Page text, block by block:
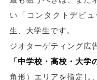
い「コンタクトデビ
生、大学生です。
ジオターゲティング広
「中学校・高校・大学
角形）エリアを指定し